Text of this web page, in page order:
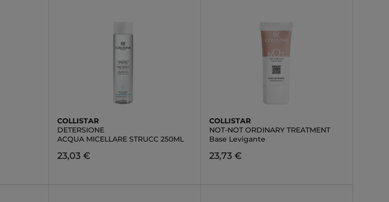
COLLISTAR
DETERSIONE
ACQUA MICELLARE STRUCC 250ML
23,03 €
COLLISTAR
NOT-NOT ORDINARY TREATMENT
Base Levigante
23,73 €